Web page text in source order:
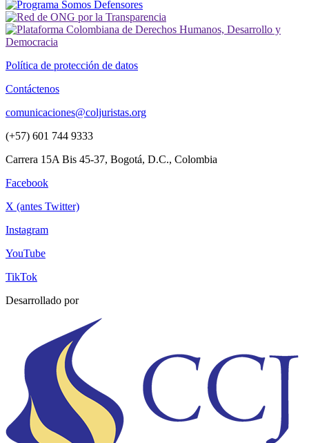
Política de protección de datos
Contáctenos
comunicaciones@coljuristas.org
(+57) 601 744 9333
Carrera 15A Bis 45-37, Bogotá, D.C., Colombia
Facebook
X (antes Twitter)
Instagram
YouTube
TikTok
Desarrollado por